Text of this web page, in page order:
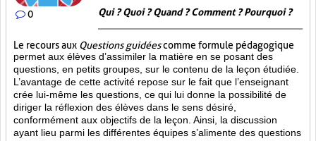
0 Qui ? Quoi ? Quand ? Comment ? Pourquoi ?
Le recours aux Questions guidéescomme formule pédagogique
permet aux élèves d’assimiler la matière en se posant des
questions, en petits groupes, sur le contenu de la leçon étudiée.
L’avantage de cette activité repose sur le fait que l’enseignant
crée lui-même les questions, ce qui lui donne la possibilité de
diriger la réflexion des élèves dans le sens désiré,
conformément aux objectifs de la leçon. Ainsi, la discussion
ayant lieu parmi les différentes équipes s’alimente des questions